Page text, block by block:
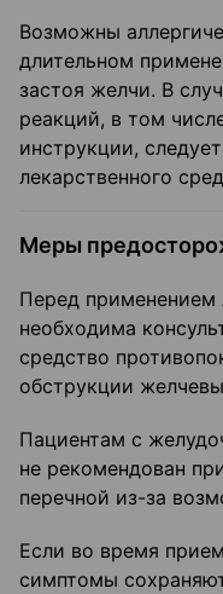
Возможны
длительном
застоя желчи. В
реакций, в том
инструкции,
лекарственного
Меры
Перед применением
необходима
средство
обструкции
Пациентам с
не рекомендован
перечной из-за
Если во время
симптомы